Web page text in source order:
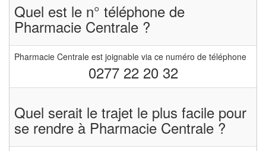
Quel est le n° téléphone de
Pharmacie Centrale ?
Pharmacie Centrale est joignable via ce numéro de téléphone
0277 22 20 32
Quel serait le trajet le plus facile pour
se rendre à Pharmacie Centrale ?